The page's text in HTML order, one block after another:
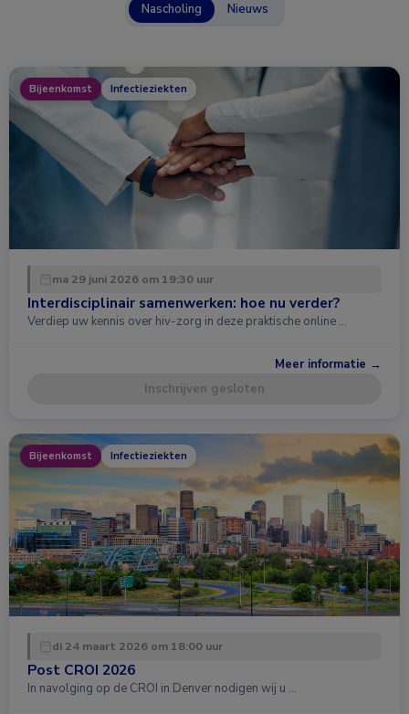
Nascholing Nieuws
Bijeenkomst Infectieziekten
ma 29 juni 2026 om 19:30 uur
Interdisciplinair samenwerken: hoe nu verder?
Verdiep uw kennis over hiv-zorg in deze praktische online …
Meer informatie →
Inschrijven gesloten
Bijeenkomst Infectieziekten
di 24 maart 2026 om 18:00 uur
Post CROI 2026
In navolging op de CROI in Denver nodigen wij u …